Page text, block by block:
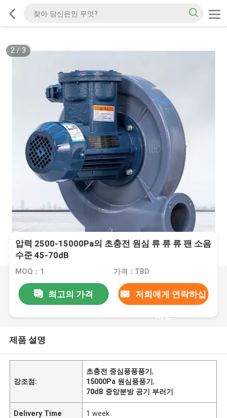
2/ 3
압력 2500-15000Pa의 초충전 원심 류 류 류 팬 소음
수준 45-70dB
MOQ：1 가격：TBD
최고의 가격 저희에게 연락하십
시오
제품 설명
강조점:
초충전 중심풍풍풍기,
15000Pa 원심풍풍기,
70dB 중앙분방 공기 부러기
Delivery Time 1 week